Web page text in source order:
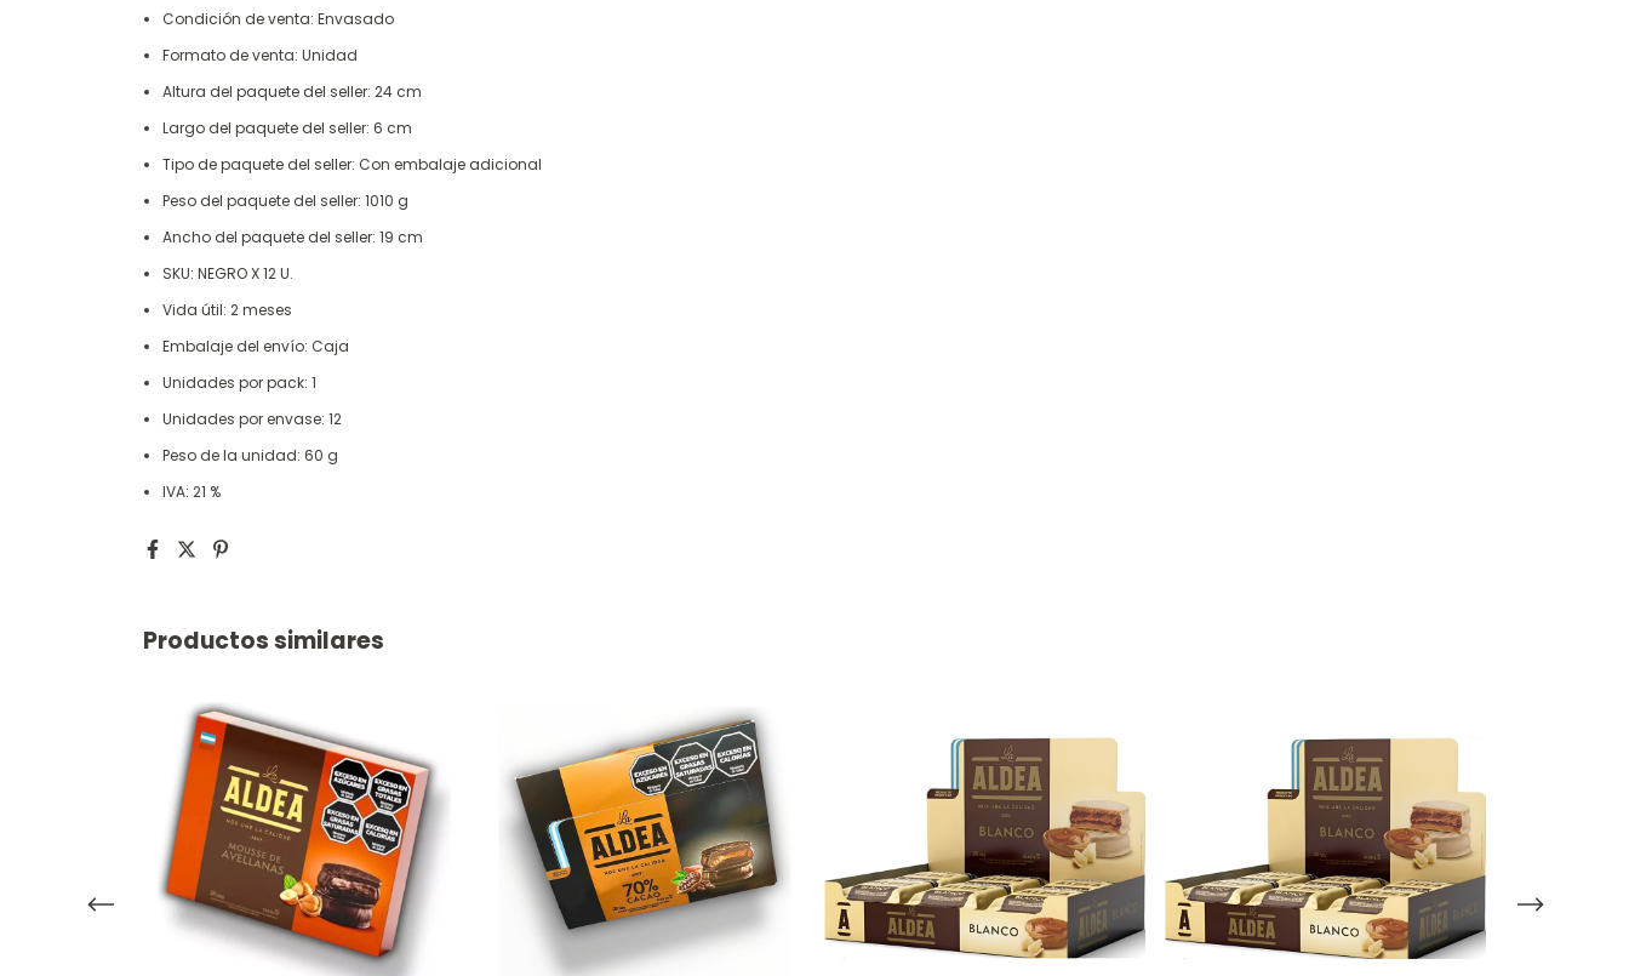
Condición de venta: Envasado
Formato de venta: Unidad
Altura del paquete del seller: 24 cm
Largo del paquete del seller: 6 cm
Tipo de paquete del seller: Con embalaje adicional
Peso del paquete del seller: 1010 g
Ancho del paquete del seller: 19 cm
SKU: NEGRO X 12 U.
Vida útil: 2 meses
Embalaje del envío: Caja
Unidades por pack: 1
Unidades por envase: 12
Peso de la unidad: 60 g
IVA: 21 %
Productos similares